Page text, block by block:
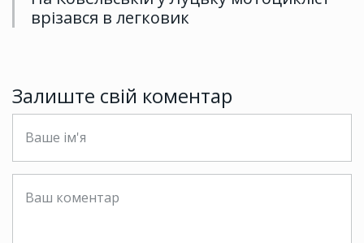
врізався в легковик
Залиште свій коментар